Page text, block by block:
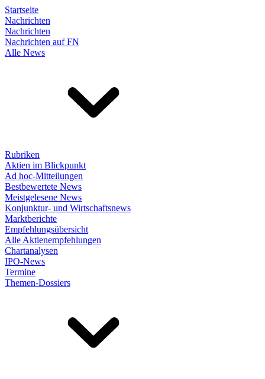
Startseite
Nachrichten
Nachrichten
Nachrichten auf FN
Alle News
Rubriken
Aktien im Blickpunkt
Ad hoc-Mitteilungen
Bestbewertete News
Meistgelesene News
Konjunktur- und Wirtschaftsnews
Marktberichte
Empfehlungsübersicht
Alle Aktienempfehlungen
Chartanalysen
IPO-News
Termine
Themen-Dossiers